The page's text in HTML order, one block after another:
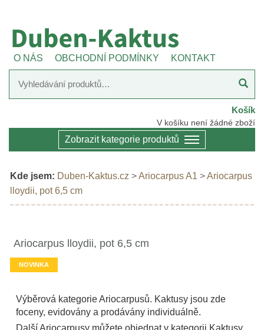
O NÁS OBCHODNÍ PODMÍNKY KONTAKT
Košík
V košíku není žádné zboží
Zobrazit kategorie produktů
Kde jsem: Duben-Kaktus.cz >Ariocarpus A1 >Ariocarpus
lloydii, pot 6,5 cm
Ariocarpus lloydii, pot 6,5 cm
NOVINKA
Výběrová kategorie Ariocarpusů. Kaktusy jsou zde
foceny, evidovány a prodávány individuálně.
Další Ariocarpusy můžete objednat v kategorii Kaktusy